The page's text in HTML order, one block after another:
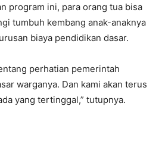
program ini, para orang tua bisa
tumbuh kembang anak-anaknya
biaya pendidikan dasar.
perhatian pemerintah
warganya. Dan kami akan terus
yang tertinggal,” tutupnya.